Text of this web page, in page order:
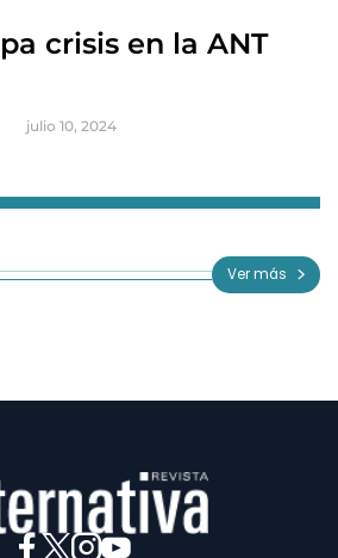
crisis en la ANT
julio 10, 2024
Ver más